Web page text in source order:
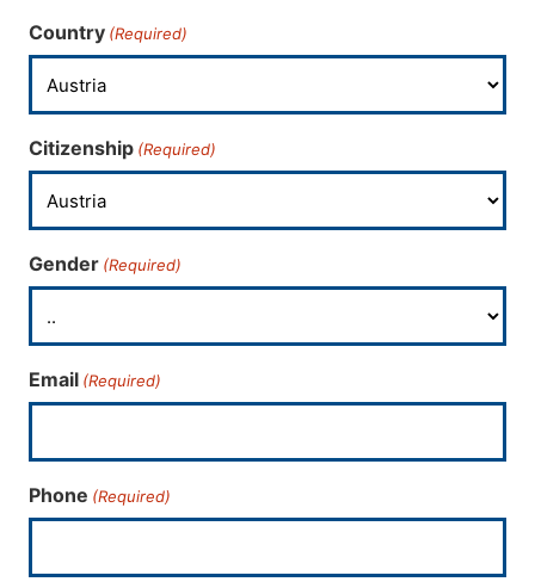
Country (Required)
Citizenship (Required)
Gender (Required)
Email (Required)
Phone (Required)